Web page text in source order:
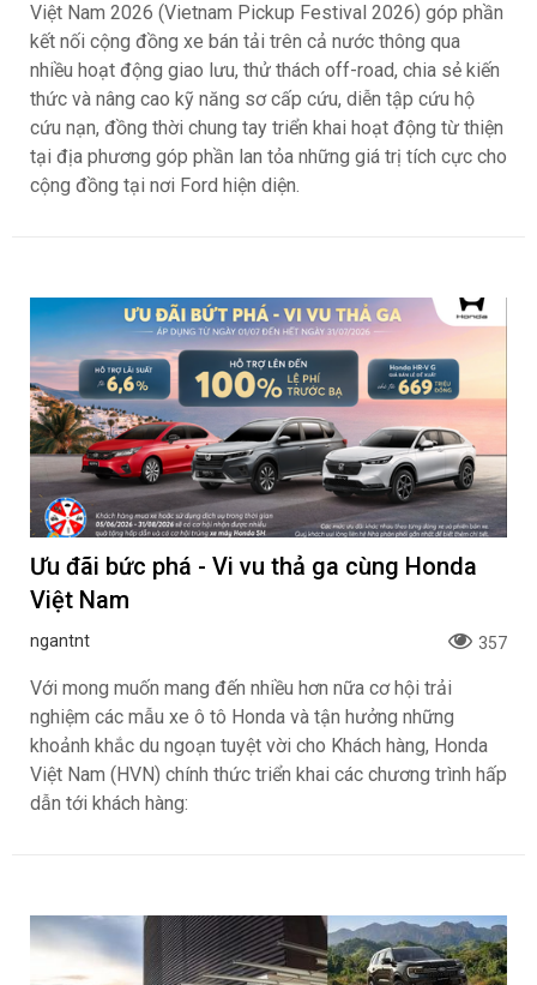
Việt Nam 2026 (Vietnam Pickup Festival 2026) góp phần
kết nối cộng đồng xe bán tải trên cả nước thông qua
nhiều hoạt động giao lưu, thử thách off-road, chia sẻ kiến
thức và nâng cao kỹ năng sơ cấp cứu, diễn tập cứu hộ
cứu nạn, đồng thời chung tay triển khai hoạt động từ thiện
tại địa phương góp phần lan tỏa những giá trị tích cực cho
cộng đồng tại nơi Ford hiện diện.
Ưu đãi bức phá - Vi vu thả ga cùng Honda
Việt Nam
ngantnt 357
Với mong muốn mang đến nhiều hơn nữa cơ hội trải
nghiệm các mẫu xe ô tô Honda và tận hưởng những
khoảnh khắc du ngoạn tuyệt vời cho Khách hàng, Honda
Việt Nam (HVN) chính thức triển khai các chương trình hấp
dẫn tới khách hàng: